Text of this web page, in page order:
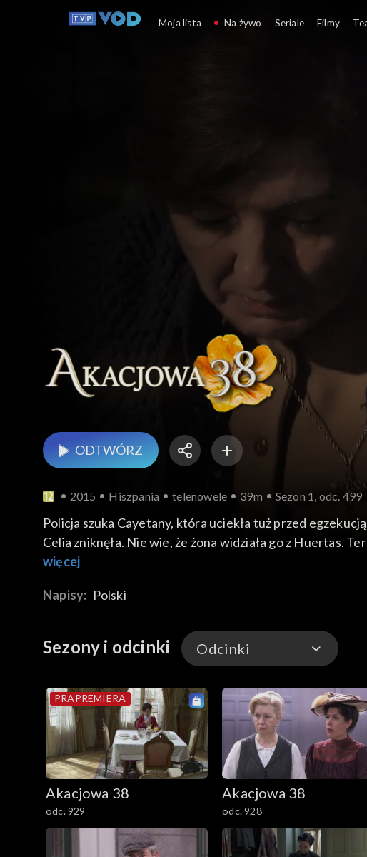
ODTWÓRZ
2015 Hiszpania telenowele 39m Sezon 1, odc. 499
Policja szuka Cayetany, która uciekła tuż przed
Celia zniknęła. Nie wie, że żona widziała go z Huertas.
zastają Cayetanę, ale też policję.
więcej
Napisy: Polski
Sezony i odcinki Odcinki
Odcinki
PRAPREMIERA
Akacjowa 38
odc. 929
Akacjowa 38
odc. 928
Moja lista Na żywo Seriale Filmy